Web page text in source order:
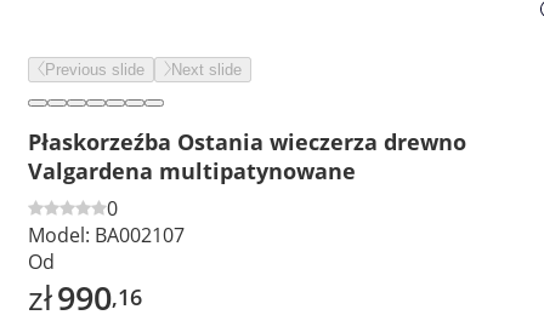
Previous slide Next slide
Płaskorzeźba Ostania wieczerza drewno
Valgardena multipatynowane
0
Model: BA002107
Od
zł990,16